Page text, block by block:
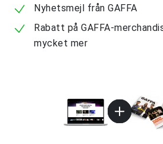
Nyhetsmejl från GAFFA
Rabatt på GAFFA-
mycket mer